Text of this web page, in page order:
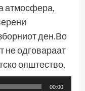
атмосфера,
ден.Во
не одговараат
општество.
00:00